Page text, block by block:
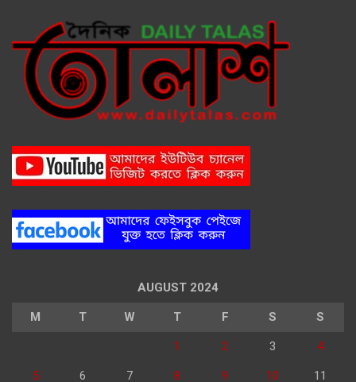
AUGUST 2024
M T W T F S S
1 2 3 4
5 6 7 8 9 10 11